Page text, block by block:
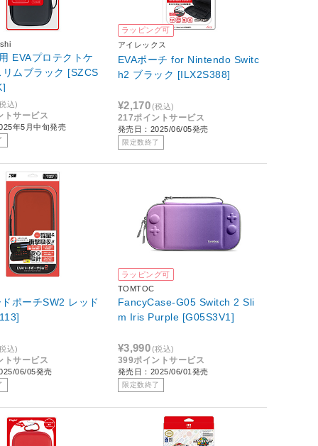
EVAプロテクトケ
ブラック [SZCS
込)
トサービス
年5月中旬発売
ラッピング可
アイレックス
EVAポーチ for Nintendo Switc
h2 ブラック [ILX2S388]
¥2,170(税込)
217ポイントサービス
発売日：2025/06/05発売
限定数終了
ポーチSW2 レッド
込)
トサービス
06/05発売
ラッピング可
TOMTOC
FancyCase-G05 Switch 2 Sli
m Iris Purple [G05S3V1]
¥3,990(税込)
399ポイントサービス
発売日：2025/06/01発売
限定数終了